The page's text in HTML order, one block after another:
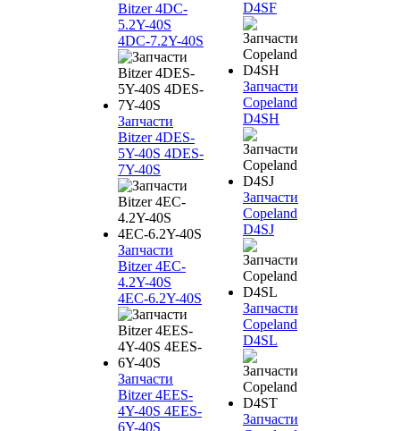
Bitzer 4DC-
5.2Y-40S
4DC-7.2Y-40S
Запчасти
Bitzer 4DES-
5Y-40S 4DES-
7Y-40S
Запчасти
Bitzer 4EC-
4.2Y-40S
4EC-6.2Y-40S
Запчасти
Bitzer 4EES-
4Y-40S 4EES-
6Y-40S
D4SF
Запчасти
Copeland
D4SH
Запчасти
Copeland
D4SJ
Запчасти
Copeland
D4SL
Запчасти